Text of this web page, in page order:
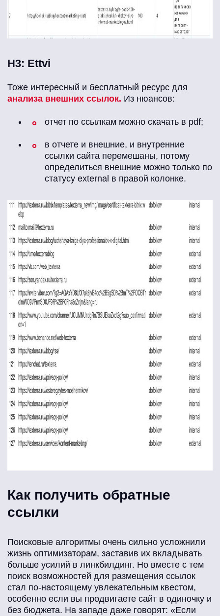
Н3: Ettvi
Тоже интересный и бесплатный ресурс для
анализа внешних ссылок. Из нюансов:
отчет по ссылкам можно скачать в pdf;
в отчете и внешние, и внутренние
ссылки сайта перемешаны, потому
определиться внешние можно только по
статусу extеrnal в правой колонке.
Как получить обратные
ссылки
Поисковые алгоритмы очень сильно усложнили
жизнь оптимизаторам, заставив их вкладывать
больше усилий в линкбилдинг. Но вместе с тем
поиск возможностей для размещения ссылок
стал по-настоящему увлекательным квестом,
особенно если вы продвигаете сайт в одиночку и
без бюджета. На западе даже говорят: «Если